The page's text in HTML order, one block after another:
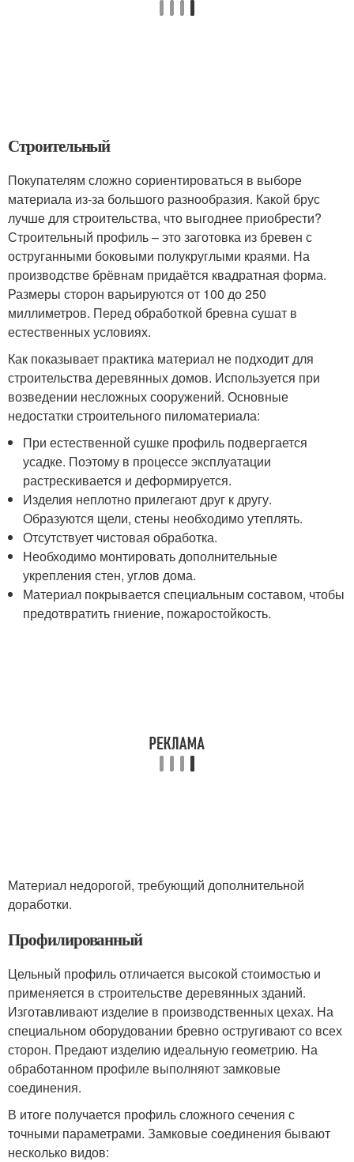
Строительный
Покупателям сложно сориентироваться в выборе
материала из-за большого разнообразия. Какой брус
лучше для строительства, что выгоднее приобрести?
Строительный профиль – это заготовка из бревен с
оструганными боковыми полукруглыми краями. На
производстве брёвнам придаётся квадратная форма.
Размеры сторон варьируются от 100 до 250
миллиметров. Перед обработкой бревна сушат в
естественных условиях.
Как показывает практика материал не подходит для
строительства деревянных домов. Используется при
возведении несложных сооружений. Основные
недостатки строительного пиломатериала:
При естественной сушке профиль подвергается
усадке. Поэтому в процессе эксплуатации
растрескивается и деформируется.
Изделия неплотно прилегают друг к другу.
Образуются щели, стены необходимо утеплять.
Отсутствует чистовая обработка.
Необходимо монтировать дополнительные
укрепления стен, углов дома.
Материал покрывается специальным составом, чтобы
предотвратить гниение, пожаростойкость.
Материал недорогой, требующий дополнительной
доработки.
Профилированный
Цельный профиль отличается высокой стоимостью и
применяется в строительстве деревянных зданий.
Изготавливают изделие в производственных цехах. На
специальном оборудовании бревно остругивают со всех
сторон. Предают изделию идеальную геометрию. На
обработанном профиле выполняют замковые
соединения.
В итоге получается профиль сложного сечения с
точными параметрами. Замковые соединения бывают
несколько видов: